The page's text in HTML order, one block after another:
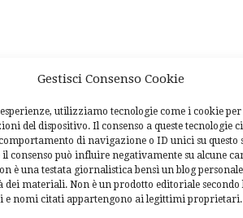
Gestisci Consenso Cookie
utilizziamo tecnologie come i cookie
del dispositivo. Il consenso a queste tecnologie
di navigazione o ID unici su questo
consenso può influire negativamente su alcune
è una testata giornalistica bensì un blog
dei materiali. Non è un prodotto editoriale secondo
e nomi citati appartengono ai legittimi proprietari.